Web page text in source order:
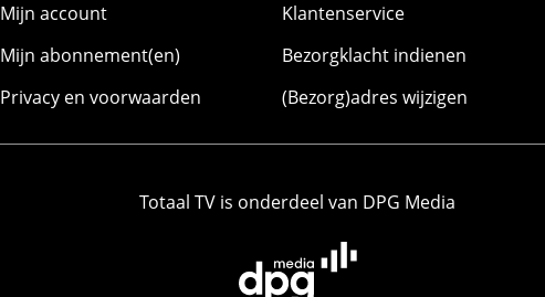
Mijn account
Mijn abonnement(en)
Privacy en voorwaarden
Klantenservice
Bezorgklacht indienen
(Bezorg)adres wijzigen
Totaal TV is onderdeel van DPG Media